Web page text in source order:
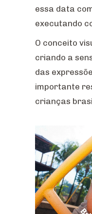
essa data
executando
O conceito
criando a
das
importante
crianças